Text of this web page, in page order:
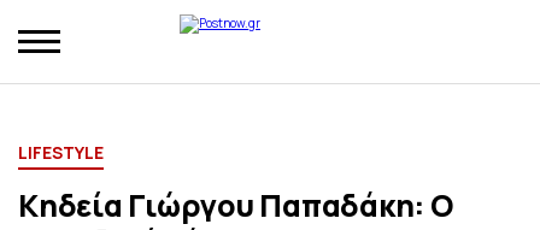
LIFESTYLE
Κηδεία Γιώργου Παπαδάκη: Ο